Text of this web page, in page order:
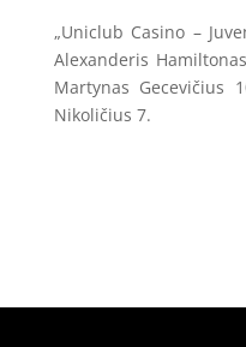
„Uniclub Casino –
Alexanderis
Martynas Gecevičius
Nikoličius 7.